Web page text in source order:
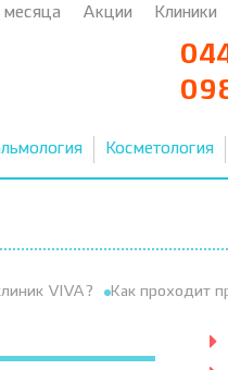
месяца Акции Клиники
Косметология
VIVA? Как проходит